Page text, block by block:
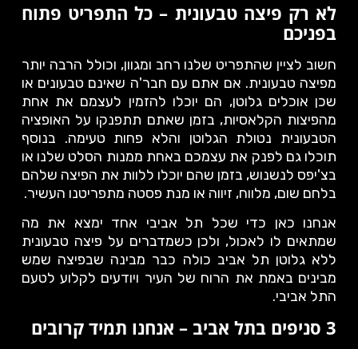
לא רק פיצה טבעונית – כל התפריט פתוח
בפניכם
חשוב לציין שהתפריט שלנו רחב ומגוון, וכולל הרבה יותר
מפיצה טבעונית. אם אתם עם חבר'ה שאינם טבעונים או
שכן אוכלים גלוטן, הם יוכלו להזמין לעצמם את אחת
מהפיצות הקלאסיות, בזמן שאתם תתפנקו על האופציה
הטבעונית נטולת הגלוטן והלא פחות טעימה. בנוסף
תוכלו גם לפנק את עצמכם באחת ממנות הסלט שלנו או
בצ'יפס לנשנוש, בזמן שהם יוכלו ללוות את הפיצה שלהם
בלחם שום, מלווח, זיווה או מנת פסטה מתפריטנו העשיר.
אנחנו כאן כדי שכל תל אביבי אחד ימצא את מה
שמתאים לו לאכול, ולכן כשמדברים על פיצה טבעונית
ללא גלוטן תל אביב כולה כבר מבינה שבפיצה שמש
מבינים באמת את הרוח של העיר ויודעים לקלוע לטעם
התל אביבי.
3 סניפים בתל אביב – אנחנו תמיד קרובים